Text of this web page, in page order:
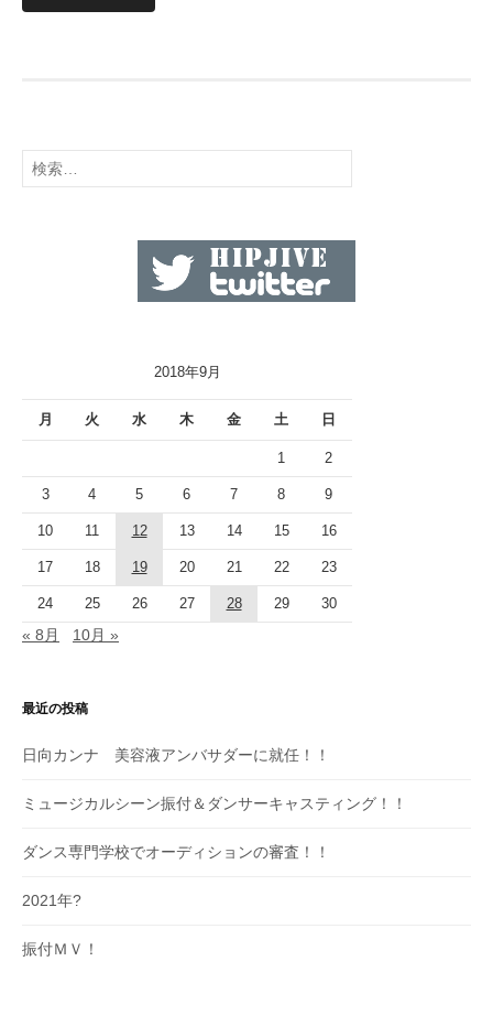
検
索:
2018年9月
月 火 水 木 金 土 日
1 2
3 4 5 6 7 8 9
10 11 12 13 14 15 16
17 18 19 20 21 22 23
24 25 26 27 28 29 30
« 8月 10月 »
最近の投稿
日向カンナ 美容液アンバサダーに就任！！
ミュージカルシーン振付＆ダンサーキャスティング！！
ダンス専門学校でオーディションの審査！！
2021年?
振付ＭＶ！